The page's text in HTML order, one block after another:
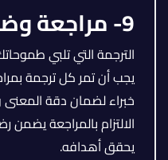
9- مراجعة وضمان الجودة
الترجمة التي تلبي
يجب أن تمر كل ترجمة
خبراء لضمان دقة
الالتزام بالمراجعة
يحقق أهدافه.